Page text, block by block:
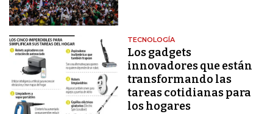
TECNOLOGÍA
Los gadgets
innovadores que están
transformando las
tareas cotidianas para
los hogares